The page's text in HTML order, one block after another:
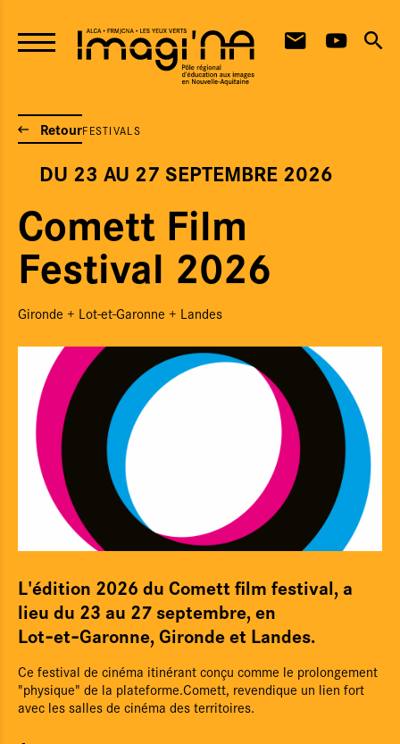
RetourFESTIVALS
DU 23 AU 27 SEPTEMBRE 2026
Comett Film
Festival 2026
Gironde + Lot-et-Garonne + Landes
L'édition 2026 du Comett film festival, a
lieu du 23 au 27 septembre, en
Lot‑et‑Garonne, Gironde et Landes.
Ce festival de cinéma itinérant conçu comme le prolongement
"physique" de la plateforme.Comett, revendique un lien fort
avec les salles de cinéma des territoires.